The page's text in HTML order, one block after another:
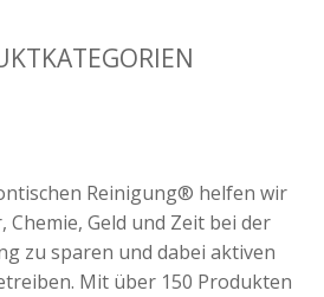
Reinigung® helfen wir
Chemie, Geld und Zeit bei der
zu sparen und dabei aktiven
Mit über 150 Produkten